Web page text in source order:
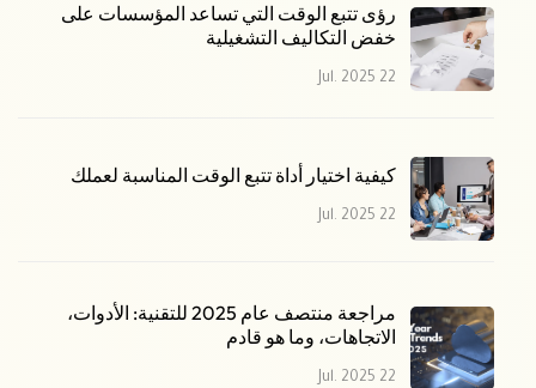
رؤى تتبع الوقت التي تساعد المؤسسات على
خفض التكاليف التشغيلية
22 Jul. 2025
كيفية اختيار أداة تتبع الوقت المناسبة لعملك
22 Jul. 2025
مراجعة منتصف عام 2025 للتقنية: الأدوات،
الاتجاهات، وما هو قادم
22 Jul. 2025